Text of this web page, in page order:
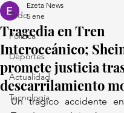
Todo
Política
Deportes
Actualidad
Tecnología
Tragedia en Tren
Interoceánico;
promete justicia
descarrilamiento
Ezeta News
5 ene
Un trágico accidente